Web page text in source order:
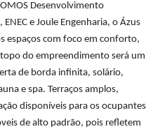
Desenvolvimento
e Joule Engenharia, o Ázus
espaços com foco em conforto,
do empreendimento será um
de borda infinita, solário,
e spa. Terraços amplos,
disponíveis para os ocupantes
de alto padrão, pois refletem